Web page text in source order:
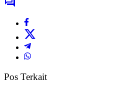
Pos Terkait